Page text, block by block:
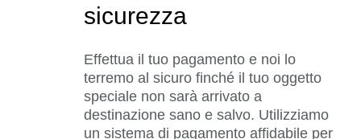
sicurezza
Effettua il tuo pagamento e noi lo
terremo al sicuro finché il tuo oggetto
speciale non sarà arrivato a
destinazione sano e salvo. Utilizziamo
un sistema di pagamento affidabile per